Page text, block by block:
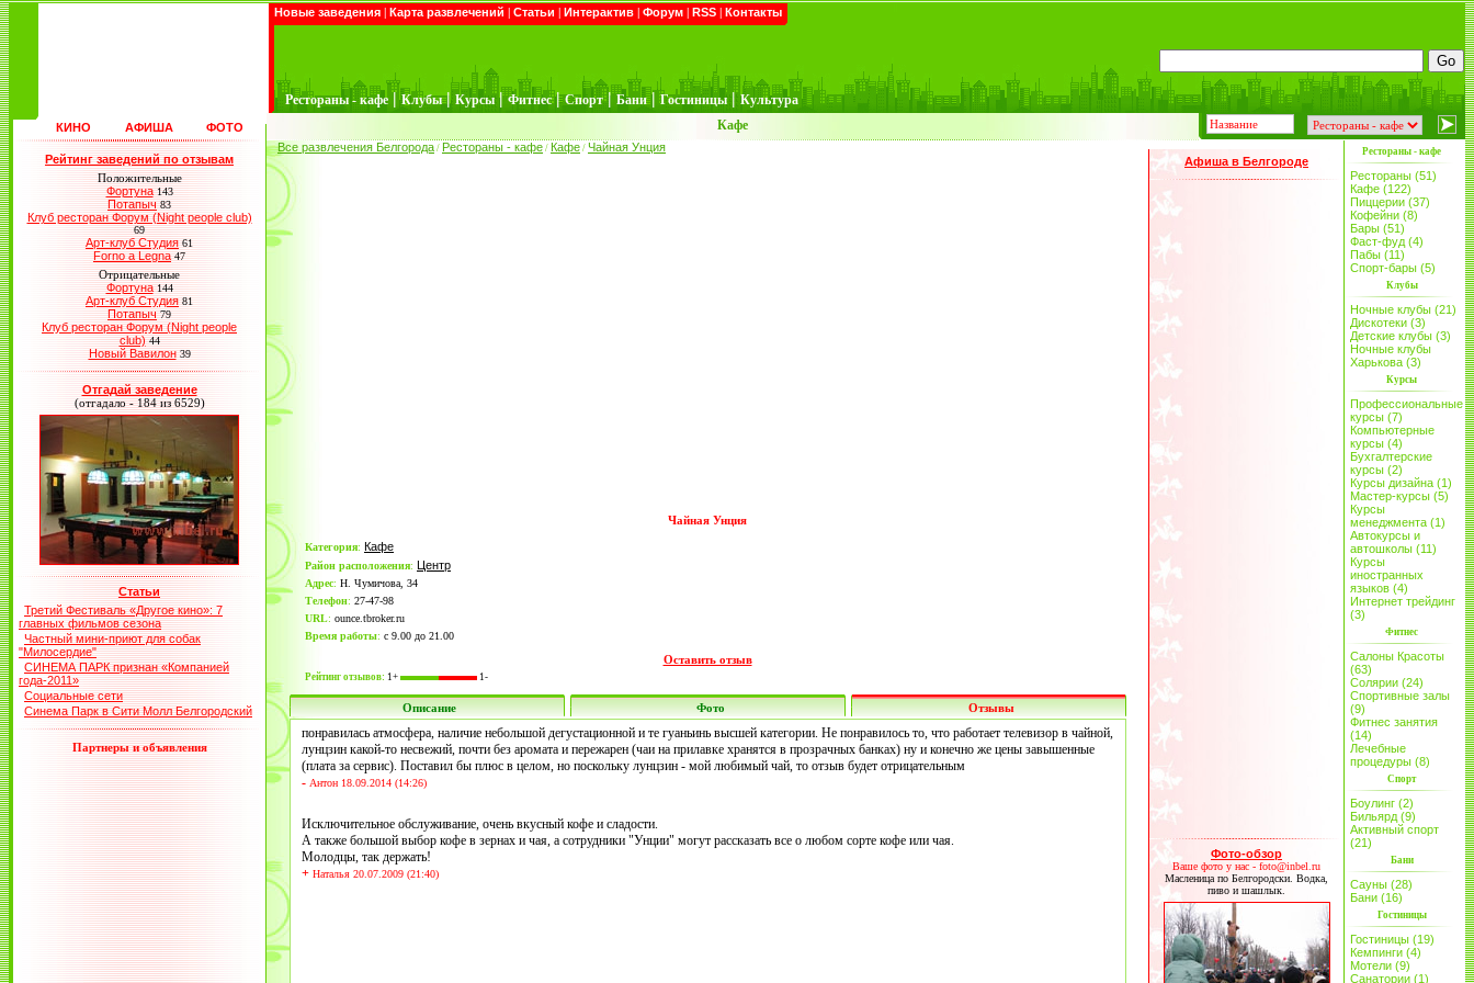
Новые заведения | Карта развлечений | Статьи | Интерактив | Форум | RSS | Контакты
Рестораны - кафе | Клубы | Курсы | Фитнес | Спорт | Бани | Гостиницы | Культура
КИНО АФИША ФОТО Кафе
Рейтинг заведений по отзывам
Положительные
Фортуна 143
Потапыч 83
Клуб ресторан Форум (Night people club)
69
Арт-клуб Студия 61
Forno a Legna 47
Отрицательные
Фортуна 144
Арт-клуб Студия 81
Потапыч 79
Клуб ресторан Форум (Night people
club) 44
Новый Вавилон 39
Отгадай заведение
(отгадало - 184 из 6529)
Статьи
Третий Фестиваль «Другое кино»: 7
главных фильмов сезона
Частный мини-приют для собак
"Милосердие"
СИНЕМА ПАРК признан «Компанией
года-2011»
Социальные сети
Синема Парк в Сити Молл Белгородский
Партнеры и объявления
Все развлечения Белгорода / Рестораны - кафе / Кафе / Чайная Унция
Чайная Унция
Категория: Кафе
Район расположения: Центр
Адрес: Н. Чумичова, 34
Телефон: 27-47-98
URL: ounce.tbroker.ru
Время работы: с 9.00 до 21.00
Оставить отзыв
Рейтинг отзывов: 1+ 1-
Описание Фото Отзывы
понравилась атмосфера, наличие небольшой дегустационной и те гуаньинь высшей категории. Не понравилось то, что работает телевизор в чайной,
лунцзин какой-то несвежий, почти без аромата и пережарен (чаи на прилавке хранятся в прозрачных банках) ну и конечно же цены завышенные
(плата за сервис). Поставил бы плюс в целом, но поскольку лунцзин - мой любимый чай, то отзыв будет отрицательным
-Антон 18.09.2014 (14:26)
Исключительное обслуживание, очень вкусный кофе и сладости.
А также большой выбор кофе в зернах и чая, а сотрудники "Унции" могут рассказать все о любом сорте кофе или чая.
Молодцы, так держать!
+Наталья 20.07.2009 (21:40)
Афиша в Белгороде
Фото-обзор
Ваше фото у нас - foto@inbel.ru
Масленица по Белгородски. Водка,
пиво и шашлык.
Рестораны - кафе
Рестораны (51)
Кафе (122)
Пиццерии (37)
Кофейни (8)
Бары (51)
Фаст-фуд (4)
Пабы (11)
Спорт-бары (5)
Клубы
Ночные клубы (21)
Дискотеки (3)
Детские клубы (3)
Ночные клубы
Харькова (3)
Курсы
Профессиональные
курсы (7)
Компьютерные
курсы (4)
Бухгалтерские
курсы (2)
Курсы дизайна (1)
Мастер-курсы (5)
Курсы
менеджмента (1)
Автокурсы и
автошколы (11)
Курсы
иностранных
языков (4)
Интернет трейдинг
(3)
Фитнес
Салоны Красоты
(63)
Солярии (24)
Спортивные залы
(9)
Фитнес занятия
(14)
Лечебные
процедуры (8)
Спорт
Боулинг (2)
Бильярд (9)
Активный спорт
(21)
Бани
Сауны (28)
Бани (16)
Гостиницы
Гостиницы (19)
Кемпинги (4)
Мотели (9)
Санатории (1)